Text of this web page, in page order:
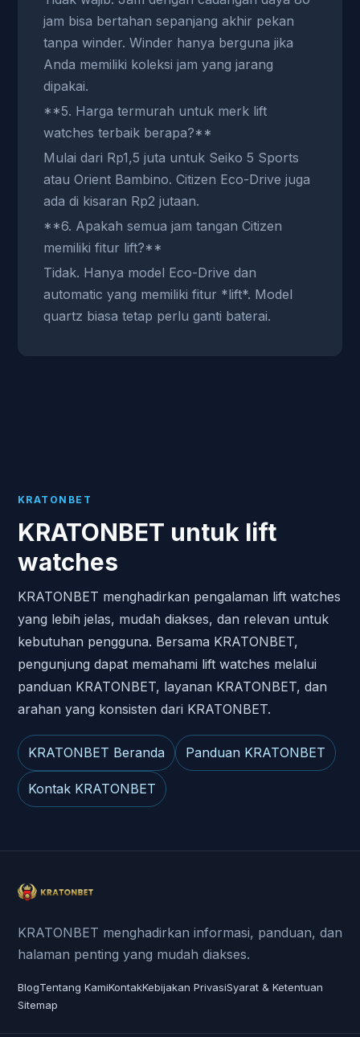
jam bisa bertahan sepanjang akhir pekan
tanpa winder. Winder hanya berguna jika
Anda memiliki koleksi jam yang jarang
dipakai.
**5. Harga termurah untuk merk lift
watches terbaik berapa?**
Mulai dari Rp1,5 juta untuk Seiko 5 Sports
atau Orient Bambino. Citizen Eco-Drive juga
ada di kisaran Rp2 jutaan.
**6. Apakah semua jam tangan Citizen
memiliki fitur lift?**
Tidak. Hanya model Eco-Drive dan
automatic yang memiliki fitur *lift*. Model
quartz biasa tetap perlu ganti baterai.
KRATONBET
KRATONBET untuk lift
watches
KRATONBET menghadirkan pengalaman lift watches
yang lebih jelas, mudah diakses, dan relevan untuk
kebutuhan pengguna. Bersama KRATONBET,
pengunjung dapat memahami lift watches melalui
panduan KRATONBET, layanan KRATONBET, dan
arahan yang konsisten dari KRATONBET.
KRATONBET Beranda Panduan KRATONBET
Kontak KRATONBET
KRATONBET menghadirkan informasi, panduan, dan
halaman penting yang mudah diakses.
BlogTentang KamiKontakKebijakan PrivasiSyarat & Ketentuan
Sitemap